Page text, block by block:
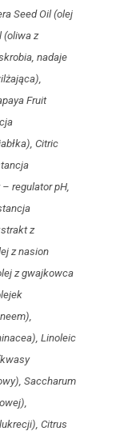
Seed Oil (olej
(oliwa z
nadaje
Fruit
Citric
regulator pH,
z
z nasion
z gwajkowca
Linoleic
Saccharum
Citrus